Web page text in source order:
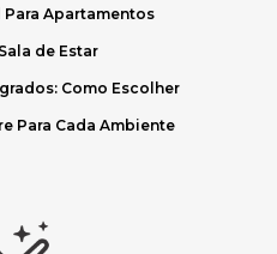
Apartamentos
de Estar
Como Escolher
Para Cada Ambiente